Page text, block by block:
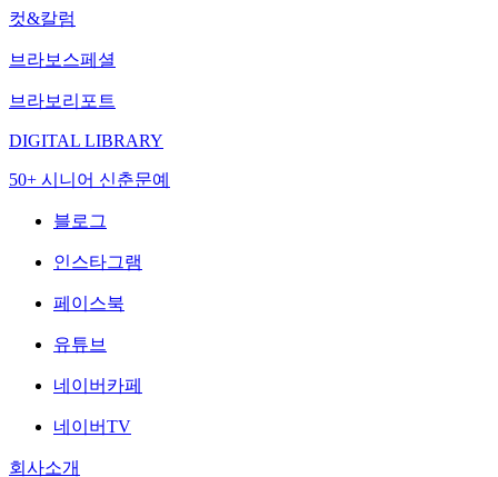
컷&칼럼
브라보스페셜
브라보리포트
DIGITAL LIBRARY
50+ 시니어 신춘문예
블로그
인스타그램
페이스북
유튜브
네이버카페
네이버TV
회사소개